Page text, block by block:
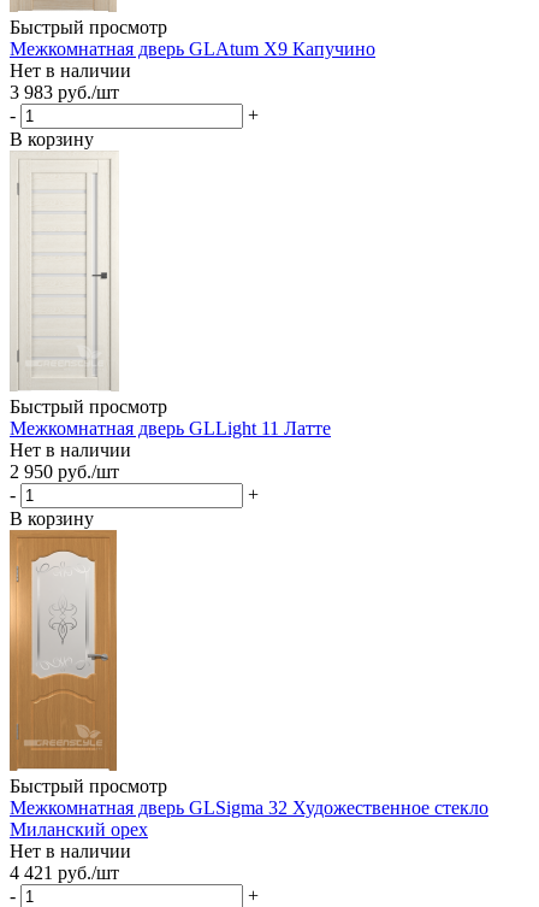
Быстрый просмотр
Межкомнатная дверь GLAtum X9 Капучино
Нет в наличии
3 983 руб./шт
-
+
В корзину
Быстрый просмотр
Межкомнатная дверь GLLight 11 Латте
Нет в наличии
2 950 руб./шт
-
+
В корзину
Быстрый просмотр
Межкомнатная дверь GLSigma 32 Художественное стекло
Миланский орех
Нет в наличии
4 421 руб./шт
-
+